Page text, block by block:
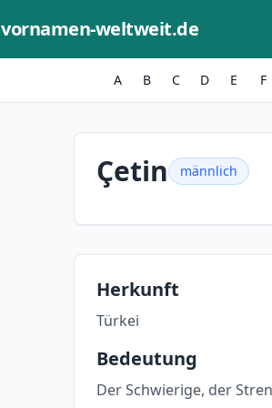
vornamen-weltweit.de
A B C D E F
Çetin männlich
Herkunft
Türkei
Bedeutung
Der Schwierige, der